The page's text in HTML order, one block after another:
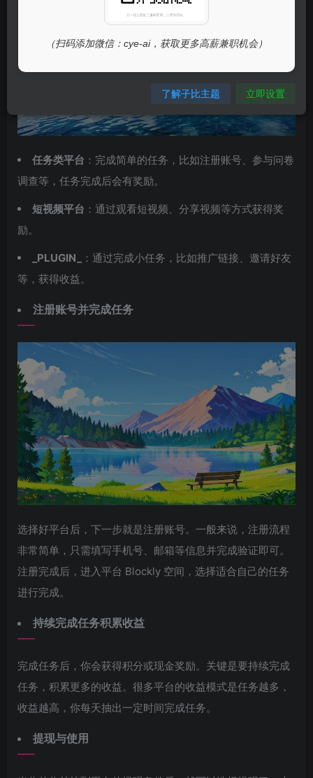
任务类平台 ：完成简单的任务，比如注册账号、参与问卷
调查等，任务完成后会有奖励。
短视频平台 ：通过观看短视频、分享视频等方式获得奖
励。
_PLUGIN_
：通过完成小任务，比如推广链接、邀请好友
等，获得收益。
注册账号并完成任务
选择好平台后，下一步就是注册账号。一般来说，注册流程
非常简单，只需填写手机号、邮箱等信息并完成验证即可。
注册完成后，进入平台 Blockly 空间，选择适合自己的任务
进行完成。
持续完成任务积累收益
完成任务后，你会获得积分或现金奖励。关键是要持续完成
任务，积累更多的收益。很多平台的收益模式是任务越多，
收益越高，你每天抽出一定时间完成任务。
提现与使用
（扫码添加微信：cye-ai，获取更多高薪兼职机会）
了解子比主题 立即设置